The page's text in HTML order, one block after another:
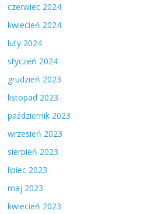
czerwiec 2024
kwiecień 2024
luty 2024
styczeń 2024
grudzień 2023
listopad 2023
październik 2023
wrzesień 2023
sierpień 2023
lipiec 2023
maj 2023
kwiecień 2023